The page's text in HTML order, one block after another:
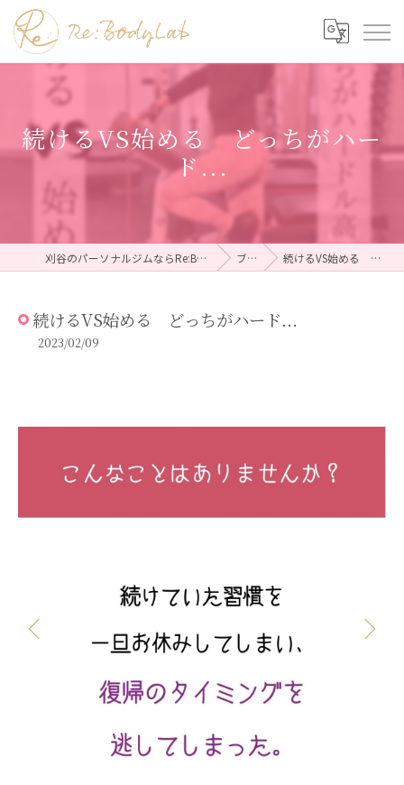
続けるVS始める どっちがハー
ド...
刈谷のパーソナルジムならRe:BodyLab（リボディラボ） ブログ 続けるVS始める どっちがハード...
続けるVS始める どっちがハード...
2023/02/09